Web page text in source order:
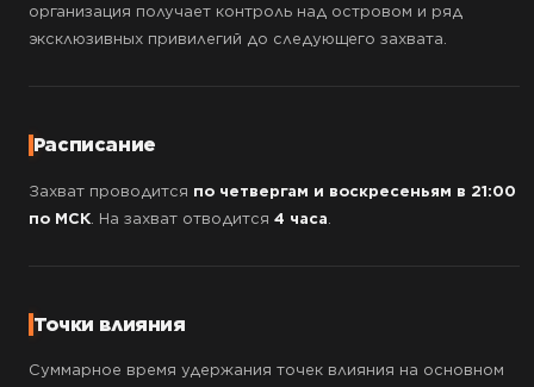
организация получает контроль над островом и ряд
эксклюзивных привилегий до следующего захвата.
Расписание
Захват проводится по четвергам и воскресеньям в 21:00
по МСК. На захват отводится 4 часа
Точки влияния
Суммарное время удержания точек влияния на основном